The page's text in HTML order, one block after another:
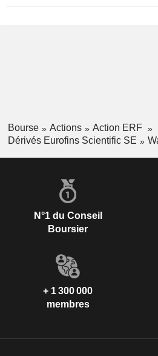
Bourse Actions
Action ERF
Dérivés Eurofins Scientific SE
N°1 du Conseil
Boursier
+ 1 300 000
membres